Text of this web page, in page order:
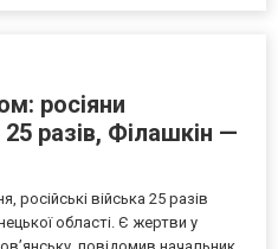
росіяни
разів, Філашкін —
російські війська 25 разів
області. Є жертви у